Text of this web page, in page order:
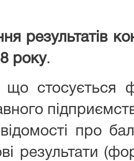
результатів
року.
що стосується
про
результати